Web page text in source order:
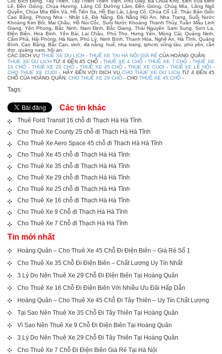
Lê, Đền Gióng, Chùa Hương, Làng Cổ Đường Lâm, Đền Gióng, Chùa Mía, Lăng Ngô
Quyền, Chùa Mía Đền Và, Hồ Tiên Sa, Hồ Đại Lải, Lăng Cô, Chùa Cổ Lễ, Thác Bản Giốc
Cao Bằng, Phong Nha - Nhật Lệ, Đà Nẵng, Đà Nẵng Hội An, Nha Trang, Suối Nước
Khoáng Kim Bôi, Mai Châu, Hồ Núi Cốc, Suối Nước Khoáng Thanh Thủy, Tuần Mẫu Linh
Giang, Yên Phong, Bắc Ninh, Nam Định, Bắc Giang, Thái Nguyên Sam Sung, Sơn La,
Điện Biên, Hoa Binh, Yên Bái, Lai Châu, Phú Thọ, Hưng Yên, Móng Cái, Quảng Ninh,
Cẩm Phả, Hải Phòng, Hà Nam, Phủ Lý, Ninh Bình, Thanh Hóa, Nghệ An, Hà Tĩnh, Quảng
Bình, Cao Bằng, Bắc Cạn, vinh, đà nẵng, huế, nha trang, tphcm, vũng tàu, phú yên, cần
thơ, quảng nam, hội an.
CÁC DỊCH VỤ THUÊ XE DU LỊCH - THUÊ XE TẠI HÀ NỘI GIÁ RẺ CỦA HOÀNG QUÂN:
THUE XE DU LICHTỪ 4 ĐẾN 45 CHỖ -THUÊ XE 4 CHỖ -THUÊ XE 7 CHỖ -THUÊ XE
16 CHỖ- THUÊ XE 29 CHỖ - THUÊ XE 45 CHỖ -THUE XE CUOI - THUÊ XE LỄ HỘI -
CHO THUE XE CUOI - HÃY ĐẾN VỚI DỊCH VỤCHO THUE XE DU LICHTỪ 4 ĐẾN 45
CHỖ CỦA HOÀNG QUÂN: CHO THUÊ XE 29 CHỖ - CHO THUÊ XE 45 CHỖ -
Tags:
Các tin khác
Thuê Ford Transit 16 chỗ đi Thạch Hà Hà Tĩnh
Cho Thuê Xe County 25 chỗ đi Thạch Hà Hà Tĩnh
Cho Thuê Xe Aero Space 45 chỗ đi Thạch Hà Hà Tĩnh
Cho Thuê Xe 45 chỗ đi Thạch Hà Hà Tĩnh
Cho Thuê Xe 35 chỗ đi Thạch Hà Hà Tĩnh
Cho Thuê Xe 29 chỗ đi Thạch Hà Hà Tĩnh
Cho Thuê Xe 25 chỗ đi Thạch Hà Hà Tĩnh
Cho Thuê Xe 16 chỗ đi Thạch Hà Hà Tĩnh
Cho Thuê Xe 9 Chỗ đi Thạch Hà Hà Tĩnh
Cho Thuê Xe 7 Chỗ đi Thạch Hà Hà Tĩnh
Tin mới nhất
Hoàng Quân – Cho Thuê Xe 45 Chỗ Đi Điện Biên – Giá Rẻ Số 1
Cho Thuê Xe 35 Chỗ Đi Điện Biên – Chất Lượng Uy Tín Nhất
3 Lý Do Nên Thuê Xe 29 Chỗ Đi Điện Biên Tại Hoàng Quân
Cho Thuê Xe 16 Chỗ Đi Điện Biên Với Nhiều Ưu Đãi Hấp Dẫn
Hoàng Quân – Cho Thuê Xe 45 Chỗ Đi Tây Thiên – Uy Tín Chất Lượng
Tại Sao Nên Thuê Xe 35 Chỗ Đi Tây Thiên Tại Hoàng Quân
Vì Sao Nên Thuê Xe 9 Chỗ Đi Điện Biên Tại Hoàng Quân
3 Lý Do Nên Thuê Xe 29 Chỗ Đi Tây Thiên Tại Hoàng Quân
Cho Thuê Xe 7 Chỗ Đi Điện Biên Giá Rẻ Tại Hà Nội